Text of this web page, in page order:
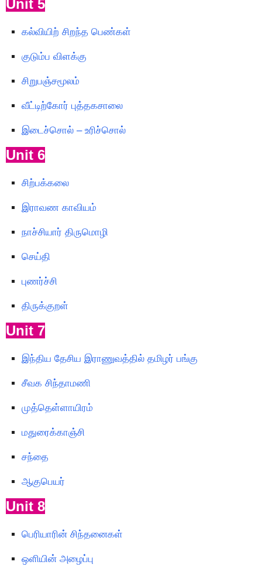
Unit 5
கல்வியிற் சிறந்த பெண்கள்
குடும்ப விளக்கு
சிறுபஞ்சமூலம்
வீட்டிற்கோர் புத்தகசாலை
இடைச்சொல் – உரிச்சொல்
Unit 6
சிற்பக்கலை
இராவண காவியம்
நாச்சியார் திருமொழி
செய்தி
புணர்ச்சி
திருக்குறள்
Unit 7
இந்திய தேசிய இராணுவத்தில் தமிழர் பங்கு
சீவக சிந்தாமணி
முத்தெள்ளாயிரம்
மதுரைக்காஞ்சி
சந்தை
ஆகுபெயர்
Unit 8
பெரியாரின் சிந்தனைகள்
ஒளியின் அழைப்பு